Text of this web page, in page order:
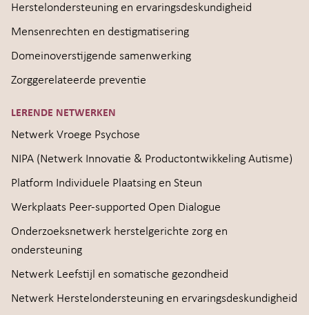
Herstelondersteuning en ervaringsdeskundigheid
Mensenrechten en destigmatisering
Domeinoverstijgende samenwerking
Zorggerelateerde preventie
LERENDE NETWERKEN
Netwerk Vroege Psychose
NIPA (Netwerk Innovatie & Productontwikkeling Autisme)
Platform Individuele Plaatsing en Steun
Werkplaats Peer-supported Open Dialogue
Onderzoeksnetwerk herstelgerichte zorg en
ondersteuning
Netwerk Leefstijl en somatische gezondheid
Netwerk Herstelondersteuning en ervaringsdeskundigheid